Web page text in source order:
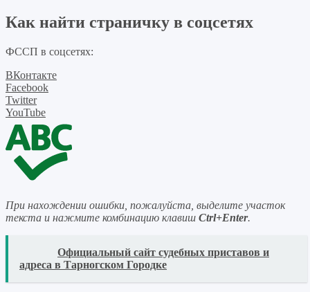
Как найти страничку в соцсетях
ФССП в соцсетях:
ВКонтакте
Facebook
Twitter
YouTube
При нахождении ошибки, пожалуйста, выделите участок
текста и нажмите комбинацию клавиш Ctrl+Enter.
Официальный сайт судебных приставов и
адреса в Тарногском Городке